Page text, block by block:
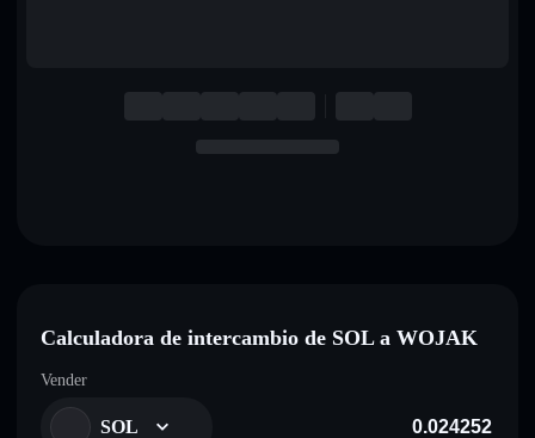
Calculadora de intercambio de SOL a WOJAK
Vender
SOL